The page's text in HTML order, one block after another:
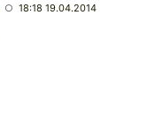
○ 18:18 19.04.2014